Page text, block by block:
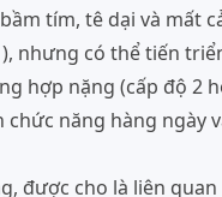
tím, tê dại và mất
nhưng có thể tiến
hợp nặng (cấp độ 2
năng hàng ngày
được cho là liên